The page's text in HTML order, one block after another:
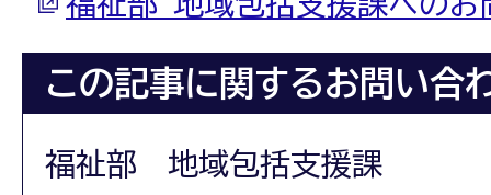
この記事に関するお問い合
福祉部 地域包括支援課